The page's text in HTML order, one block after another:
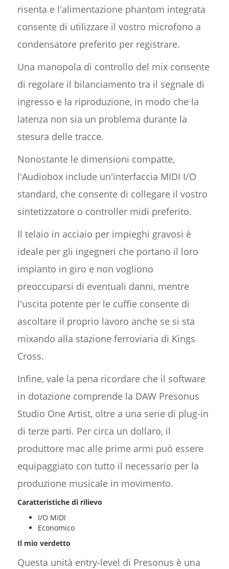
risenta e l'alimentazione phantom integrata
consente di utilizzare il vostro microfono a
condensatore preferito per registrare.
Una manopola di controllo del mix consente
di regolare il bilanciamento tra il segnale di
ingresso e la riproduzione, in modo che la
latenza non sia un problema durante la
stesura delle tracce.
Nonostante le dimensioni compatte,
l'Audiobox include un'interfaccia MIDI I/O
standard, che consente di collegare il vostro
sintetizzatore o controller midi preferito.
Il telaio in acciaio per impieghi gravosi è
ideale per gli ingegneri che portano il loro
impianto in giro e non vogliono
preoccuparsi di eventuali danni, mentre
l'uscita potente per le cuffie consente di
ascoltare il proprio lavoro anche se si sta
mixando alla stazione ferroviaria di Kings
Cross.
Infine, vale la pena ricordare che il software
in dotazione comprende la DAW Presonus
Studio One Artist, oltre a una serie di plug-in
di terze parti. Per circa un dollaro, il
produttore mac alle prime armi può essere
equipaggiato con tutto il necessario per la
produzione musicale in movimento.
Caratteristiche di rilievo
I/O MIDI
Economico
Il mio verdetto
Questa unità entry-level di Presonus è una